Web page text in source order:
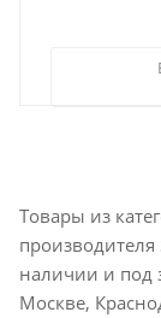
Товары из
наличии и под
Москве,